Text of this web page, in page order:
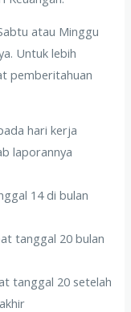
atau Minggu
Untuk lebih
pemberitahuan
hari kerja
laporannya
14 di bulan
tanggal 20 bulan
tanggal 20 setelah